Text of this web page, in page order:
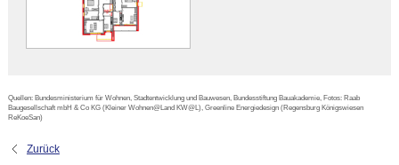
Quellen: Bundesministerium für Wohnen, Stadtentwicklung und Bauwesen, Bundesstiftung Bauakademie, Fotos: Raab
Baugesellschaft mbH & Co KG (Kleiner Wohnen@Land KW@L), Greenline Energiedesign (Regensburg Königswiesen
ReKoeSan)
Zurück